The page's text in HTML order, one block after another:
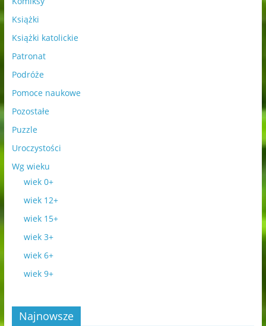
Książki
Książki katolickie
Patronat
Podróże
Pomoce naukowe
Pozostałe
Puzzle
Uroczystości
Wg wieku
wiek 0+
wiek 12+
wiek 15+
wiek 3+
wiek 6+
wiek 9+
Najnowsze